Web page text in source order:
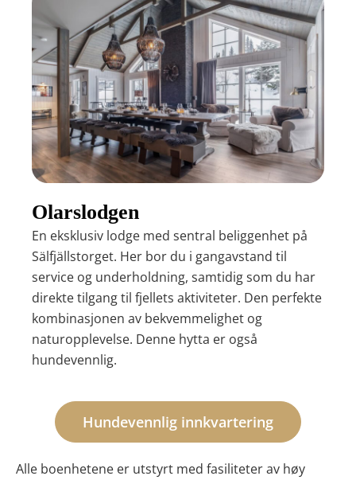
Olarslodgen
En eksklusiv lodge med sentral beliggenhet på
Sälfjällstorget. Her bor du i gangavstand til
service og underholdning, samtidig som du har
direkte tilgang til fjellets aktiviteter. Den perfekte
kombinasjonen av bekvemmelighet og
naturopplevelse. Denne hytta er også
hundevennlig.
Hundevennlig innkvartering
Alle boenhetene er utstyrt med fasiliteter av høy